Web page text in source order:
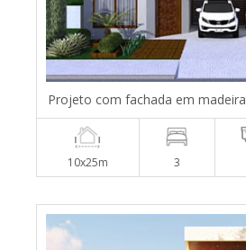
Projeto com fachada em madeira
10x25m 3